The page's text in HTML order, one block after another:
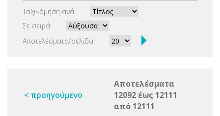
Ταξινόμηση ανά:
Σε σειρά:
Αποτελέσματα/σελίδα:
< προηγούμενο
Αποτελέσματα
12092 έως 12111
από 12111